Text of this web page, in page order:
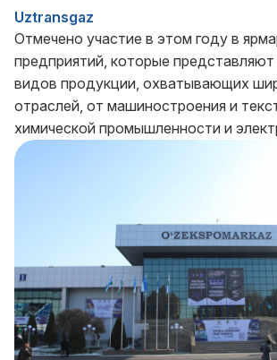
Uztransgaz
Отмечено участие в этом году в
предприятий, которые
видов продукции, охватывающих
отраслей, от машиностроения и
химической промышленности и